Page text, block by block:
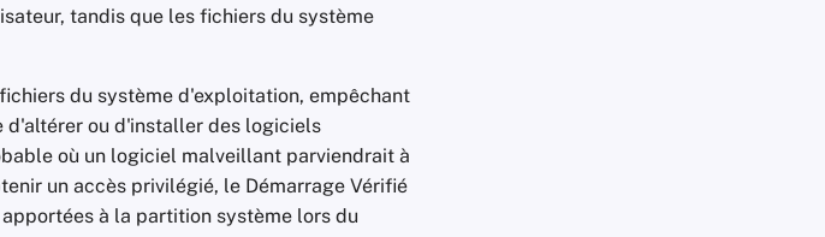
tandis que les fichiers du système
du système d'exploitation, empêchant
d'altérer ou d'installer des logiciels
où un logiciel malveillant parviendrait à
un accès privilégié, le Démarrage Vérifié
à la partition système lors du